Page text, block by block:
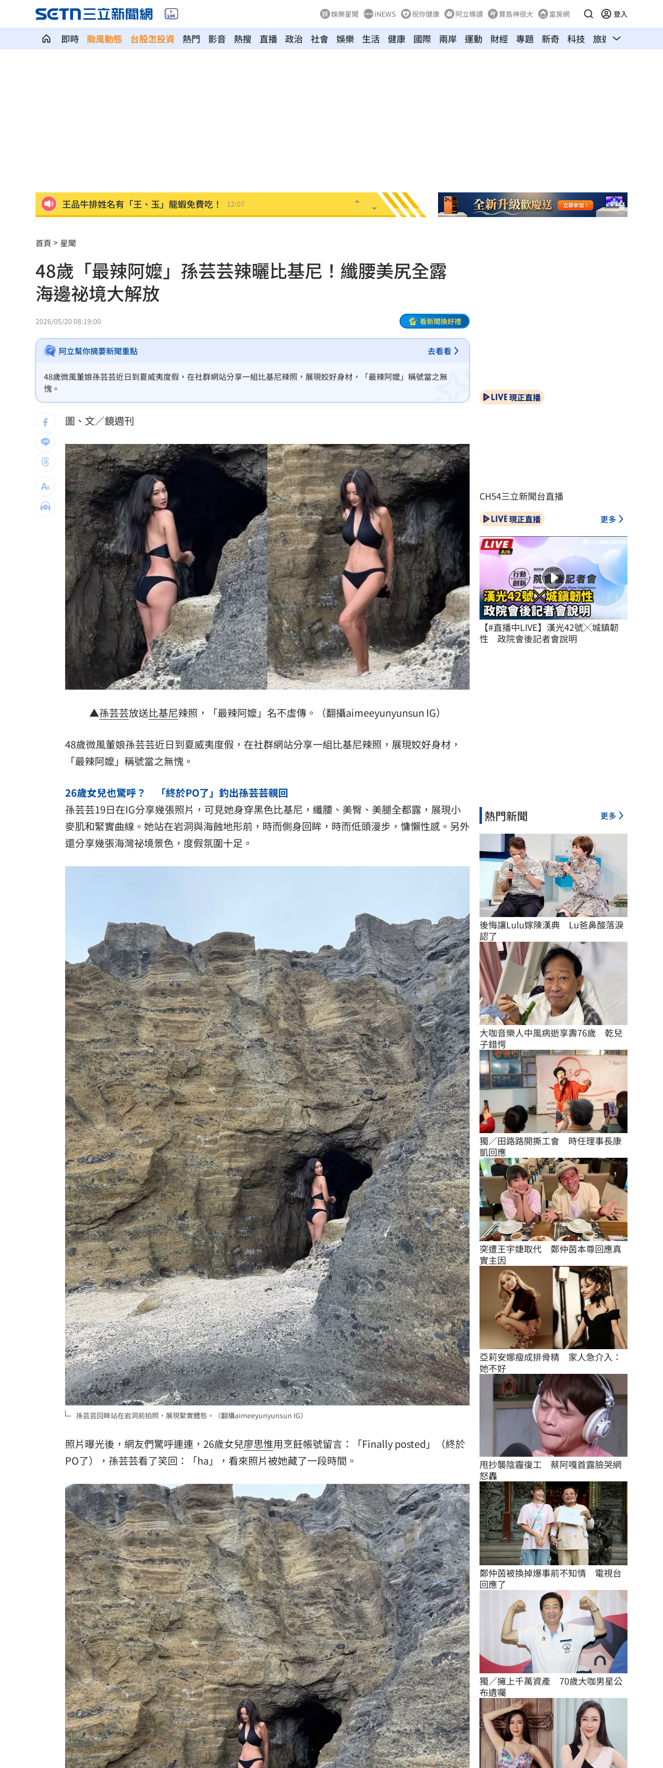
娛樂星聞 iNEWS 祝你健康 阿立導讀 寶島神很大 富房網 登入
即時 颱風動態 台股怎投資 熱門 影音 熱搜 直播 政治 社會 娛樂 生活 健康 國際 兩岸 運動 財經 專題 新奇 科技 旅遊 汽車
王品牛排姓名有「王、玉」龍蝦免費吃！ 12:07
新／水電工施工不慎！電梯井墜落重傷昏迷
不靠交友軟體…難找另一半？過來人給解答 12:00
龜速白海豚颱風！外圍環流影響足足48小時
模擬戰時護送 賴清德參演萬鈞計劃畫面曝
禾浩辰受極刑逼供 滿臉鮮血頭遭塞水池 11:55
李子森突「單膝下跪求婚」 杜忻恬反應曝
國巨、華新科同步走弱 它逆勢狂飆5% 11:48
防空演習「手機變慢30分鐘」影響一次看 11:48
白海豚強風恐吹翻卡車！日氣象廳路徑曝
AI記憶體發威！ 施振榮力挺這神企
台灣彩券開獎直播中 20:31
LIVE三立+24小時直播 15:27
三立iNEWS新聞台線上直播 18:00
市場到酒場料理！可果美蕃茄醬創無限可能 12:00
父親節送會拉筋的按摩椅 爸爸「筋歡喜」 18:00
油品食安事件引關注 挑選保健食品要注意 13:00
罕病博士彭士齊 輪椅上的生命覺醒！ 11:00
首頁 星聞
48歲「最辣阿嬤」孫芸芸辣曬比基尼！纖腰美尻全露
海邊祕境大解放
2026/05/20 08:19:00 看新聞換好禮
阿立幫你摘要新聞重點 去看看
48歲微風董娘孫芸芸近日到夏威夷度假，在社群網站分享一組比基尼辣照，展現姣好身材，「最辣阿嬤」稱號當之無
愧。
圖、文／鏡週刊
▲孫芸芸放送比基尼辣照，「最辣阿嬤」名不虛傳。（翻攝aimeeyunyunsun IG）
48歲微風董娘孫芸芸近日到夏威夷度假，在社群網站分享一組比基尼辣照，展現姣好身材，
「最辣阿嬤」稱號當之無愧。
26歲女兒也驚呼？ 「終於PO了」釣出孫芸芸親回
孫芸芸19日在IG分享幾張照片，可見她身穿黑色比基尼，纖腰、美臀、美腿全都露，展現小
麥肌和緊實曲線。她站在岩洞與海蝕地形前，時而側身回眸，時而低頭漫步，慵懶性感。另外
還分享幾張海灣祕境景色，度假氛圍十足。
孫芸芸回眸站在岩洞前拍照，展現緊實體態。（翻攝aimeeyunyunsun IG）
照片曝光後，網友們驚呼連連，26歲女兒廖思惟用烹飪帳號留言：「Finally posted」（終於
PO了），孫芸芸看了笑回：「ha」，看來照片被她藏了一段時間。
現正直播
CH54三立新聞台直播
現正直播 更多
【#直播中LIVE】漢光42號╳城鎮韌
性　政院會後記者會說明
熱門新聞 更多
後悔讓Lulu嫁陳漢典　Lu爸鼻酸落淚
認了
大咖音樂人中風病逝享壽76歲　乾兒
子錯愕
獨／田路路開撕工會　時任理事長康
凱回應
突遭王宇婕取代　鄭仲茵本尊回應真
實主因
亞莉安娜瘦成排骨精　家人急介入：
她不好
甩抄襲陰霾復工　蔡阿嘎首露臉哭網
怒轟
鄭仲茵被換掉爆事前不知情　電視台
回應了
獨／擁上千萬資產　70歲大咖男星公
布遺囑